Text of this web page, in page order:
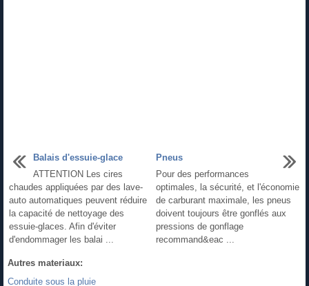
Balais d'essuie-glace
ATTENTION Les cires
chaudes appliquées par des lave-
auto automatiques peuvent réduire
la capacité de nettoyage des
essuie-glaces. Afin d'éviter
d'endommager les balai ...
Pneus
Pour des performances
optimales, la sécurité, et l'économie
de carburant maximale, les pneus
doivent toujours être gonflés aux
pressions de gonflage
recommand&eac ...
Autres materiaux:
Conduite sous la pluie